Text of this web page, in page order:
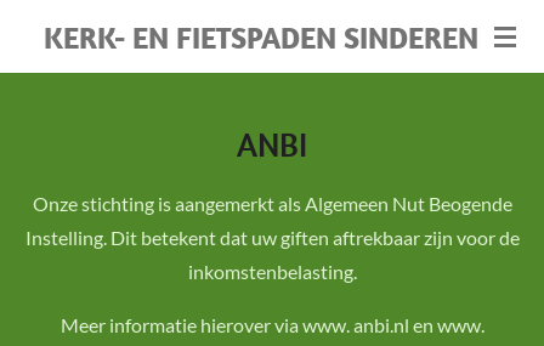
KERK- EN FIETSPADEN SINDEREN
ANBI
Onze stichting is aangemerkt als Algemeen Nut Beogende
Instelling. Dit betekent dat uw giften aftrekbaar zijn voor de
inkomstenbelasting.
Meer informatie hierover via www. anbi.nl en www.